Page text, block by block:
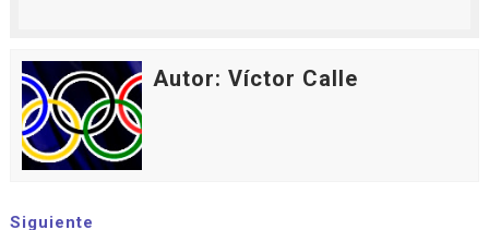
Autor: Víctor Calle
Siguiente